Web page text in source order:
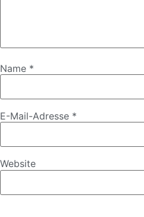
Name *
E-Mail-Adresse *
Website